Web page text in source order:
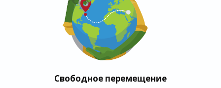
Свободное перемещение